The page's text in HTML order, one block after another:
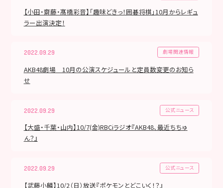
【小田・齋藤・髙橋彩音】「趣味どきっ！囲碁将棋」10月からレギュ
ラー出演決定！
2022.09.29 劇場関連情報
AKB48劇場 10月の公演スケジュールと定員数変更のお知ら
せ
2022.09.29 公式ニュース
【大盛・千葉・山内】10/7(金)RBCiラジオ『AKB48、最近ちちゅ
ん？』
2022.09.29 公式ニュース
【武藤小麟】10/2（日）放送『ポケモンとどこいく！？』